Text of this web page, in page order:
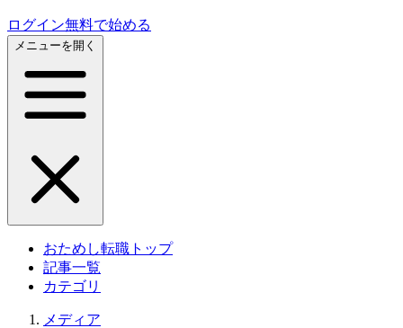
ログイン無料で始める
メニューを開く
おためし転職トップ
記事一覧
カテゴリ
メディア